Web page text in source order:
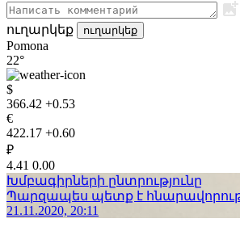
ուղարկեք ուղարկեք
Pomona
22°
$
366.42 +0.53
€
422.17 +0.60
₽
4.41 0.00
Խմբագիրների ընտրությունը
Պարզապես պետք է
21.11.2020, 20:11